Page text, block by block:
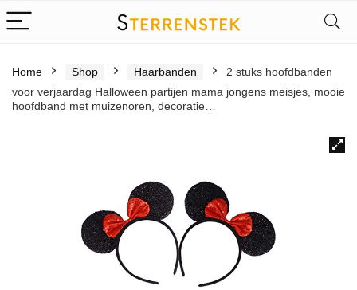
Home Shop Haarbanden
2 stuks hoofdbanden
voor verjaardag Halloween partijen mama jongens meisjes, mooie
hoofdband met muizenoren, decoratie…